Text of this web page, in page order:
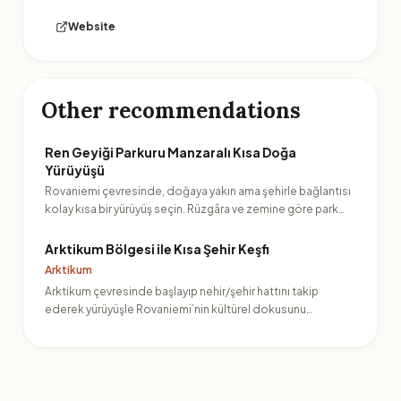
Website
Other recommendations
Ren Geyiği Parkuru Manzaralı Kısa Doğa
Yürüyüşü
Rovaniemi çevresinde, doğaya yakın ama şehirle bağlantısı
kolay kısa bir yürüyüş seçin. Rüzgâra ve zemine göre park…
Arktikum Bölgesi ile Kısa Şehir Keşfi
Arktikum
Arktikum çevresinde başlayıp nehir/şehir hattını takip
ederek yürüyüşle Rovaniemi’nin kültürel dokusunu